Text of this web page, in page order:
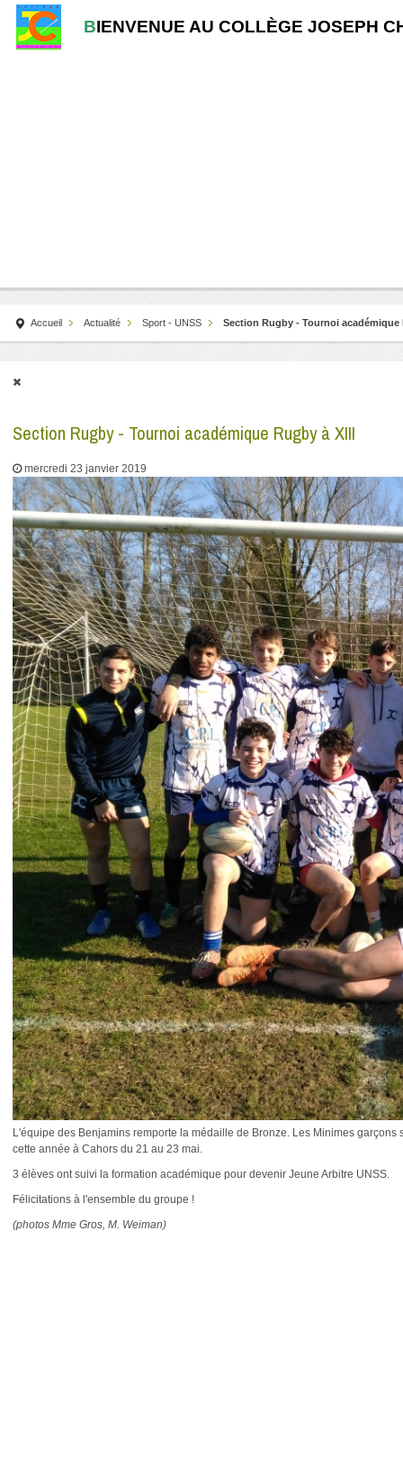
BIENVENUE AU COLLÈGE JOSEPH
Accueil Actualité Sport - UNSS Section Rugby - Tournoi académique
Section Rugby - Tournoi académique Rugby à XIII
mercredi 23 janvier 2019
L'équipe des Benjamins remporte la médaille de Bronze. Les Minimes
cette année à Cahors du 21 au 23 mai.
3 élèves ont suivi la formation académique pour devenir Jeune Arbitre UNSS.
Félicitations à l'ensemble du groupe !
(photos Mme Gros, M. Weiman)